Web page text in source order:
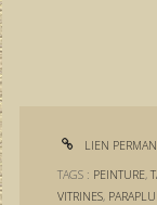
LIEN
TAGS : PEINTURE,
VITRINES,